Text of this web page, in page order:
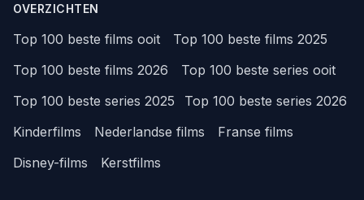
OVERZICHTEN
Top 100 beste films ooit
Top 100 beste films 2025
Top 100 beste films 2026
Top 100 beste series ooit
Top 100 beste series 2025
Top 100 beste series 2026
Kinderfilms
Nederlandse films
Franse films
Disney-films
Kerstfilms